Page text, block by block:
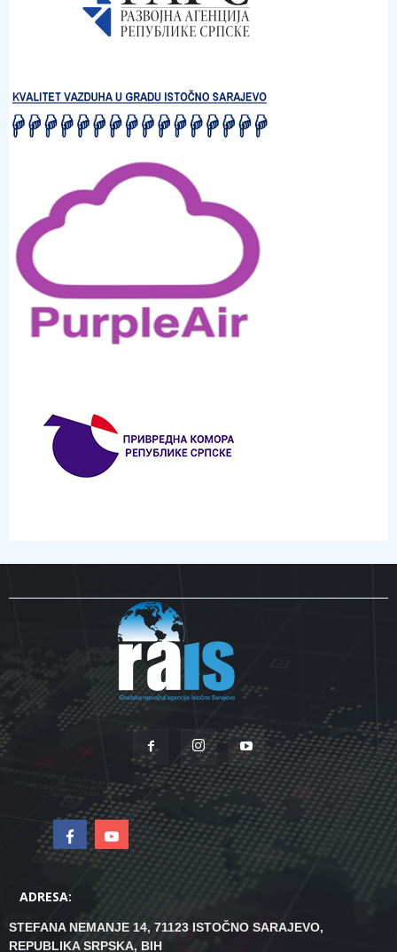
ADRESA:
STEFANA NEMANJE 14, 71123 ISTOČNO SARAJEVO,
REPUBLIKA SRPSKA, BIH